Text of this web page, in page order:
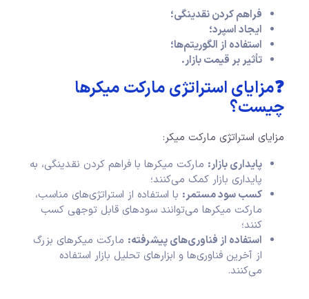
فراهم کردن نقدینگی؛
ایجاد اسپرد؛
استفاده از الگوریتم‌ها؛
تأثیر بر قیمت بازار.
❓مزایای استراتژی مارکت میکرها
چیست؟
مزایای استراتژی مارکت میکر:
پایداری بازار: مارکت میکرها با فراهم کردن نقدینگی، به
پایداری بازار کمک می‌کنند؛
کسب سود مستمر: با استفاده از استراتژی‌های مناسب،
مارکت میکرها می‌توانند سودهای قابل توجهی کسب
کنند؛
استفاده از فناوری‌های پیشرفته: مارکت میکرهای بزرگ
از آخرین فناوری‌ها و ابزارهای تحلیل بازار استفاده
می‌کنند.